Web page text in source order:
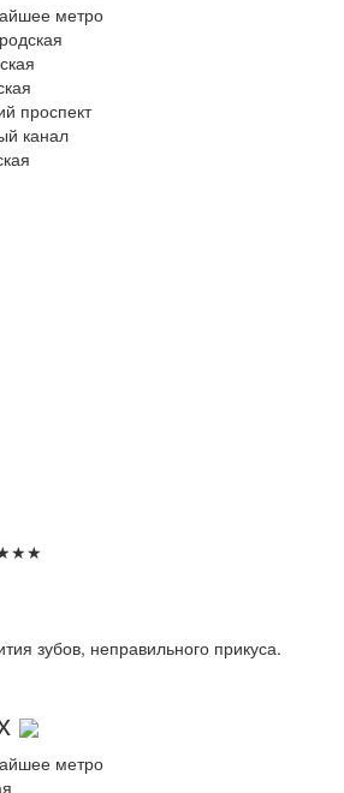
метро
проспект
канал
★★
зубов, неправильного прикуса.
метро